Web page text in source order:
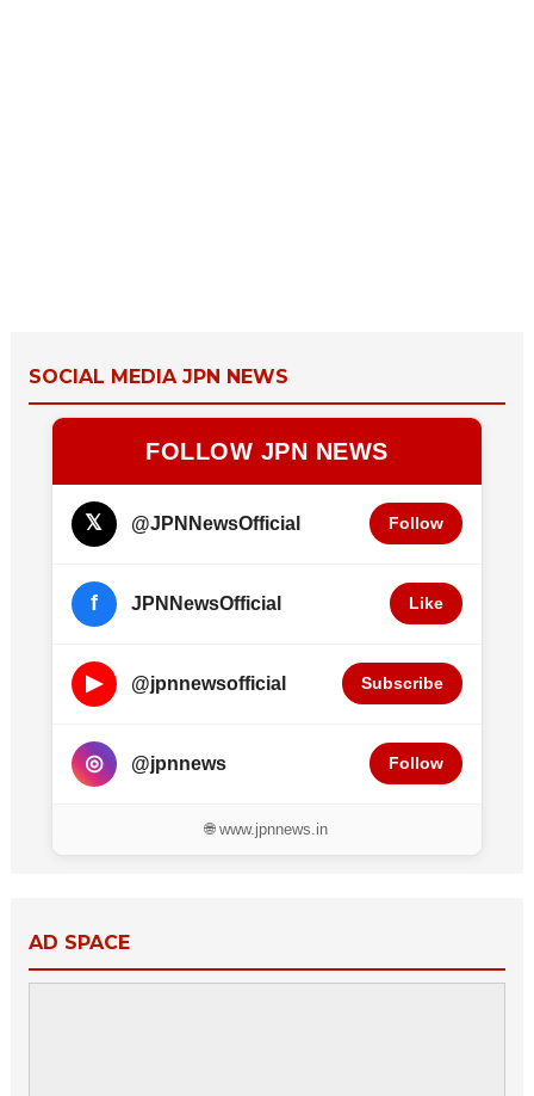
SOCIAL MEDIA JPN NEWS
FOLLOW JPN NEWS
𝕏 @JPNNewsOfficial Follow
f JPNNewsOfficial Like
▶ @jpnnewsofficial Subscribe
◎ @jpnnews Follow
🌐 www.jpnnews.in
AD SPACE